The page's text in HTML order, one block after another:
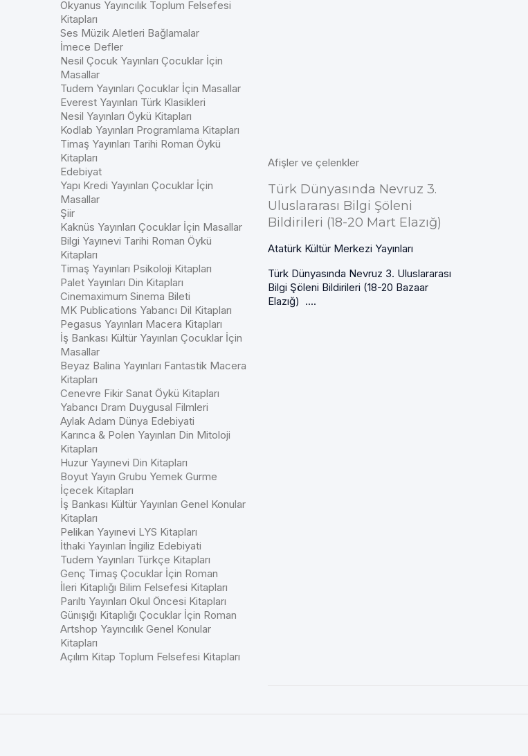
Okyanus Yayıncılık Toplum Felsefesi
Kitapları
Ses Müzik Aletleri Bağlamalar
İmece Defler
Nesil Çocuk Yayınları Çocuklar İçin
Masallar
Tudem Yayınları Çocuklar İçin Masallar
Everest Yayınları Türk Klasikleri
Nesil Yayınları Öykü Kitapları
Kodlab Yayınları Programlama Kitapları
Timaş Yayınları Tarihi Roman Öykü
Kitapları
Edebiyat
Yapı Kredi Yayınları Çocuklar İçin
Masallar
Şiir
Kaknüs Yayınları Çocuklar İçin Masallar
Bilgi Yayınevi Tarihi Roman Öykü
Kitapları
Timaş Yayınları Psikoloji Kitapları
Palet Yayınları Din Kitapları
Cinemaximum Sinema Bileti
MK Publications Yabancı Dil Kitapları
Pegasus Yayınları Macera Kitapları
İş Bankası Kültür Yayınları Çocuklar İçin
Masallar
Beyaz Balina Yayınları Fantastik Macera
Kitapları
Cenevre Fikir Sanat Öykü Kitapları
Yabancı Dram Duygusal Filmleri
Aylak Adam Dünya Edebiyati
Karınca & Polen Yayınları Din Mitoloji
Kitapları
Huzur Yayınevi Din Kitapları
Boyut Yayın Grubu Yemek Gurme
İçecek Kitapları
İş Bankası Kültür Yayınları Genel Konular
Kitapları
Pelikan Yayınevi LYS Kitapları
İthaki Yayınları İngiliz Edebiyati
Tudem Yayınları Türkçe Kitapları
Genç Timaş Çocuklar İçin Roman
İleri Kitaplığı Bilim Felsefesi Kitapları
Parıltı Yayınları Okul Öncesi Kitapları
Günışığı Kitaplığı Çocuklar İçin Roman
Artshop Yayıncılık Genel Konular
Kitapları
Açılım Kitap Toplum Felsefesi Kitapları
Afişler ve çelenkler
Türk Dünyasında Nevruz 3.
Uluslararası Bilgi Şöleni
Bildirileri (18-20 Mart Elazığ)
Atatürk Kültür Merkezi Yayınları
Türk Dünyasında Nevruz 3. Uluslararası
Bilgi Şöleni Bildirileri (18-20 Bazaar
Elazığ) ....